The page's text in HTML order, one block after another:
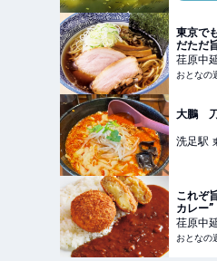
東京で
だただ
布海苔
ープと
おとな
荏原中
おとなの
大鵬
洗足駅
これぞ
カレー
りんカ
日かけ
末公式
荏原中